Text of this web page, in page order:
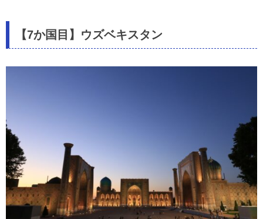
【7か国目】ウズベキスタン